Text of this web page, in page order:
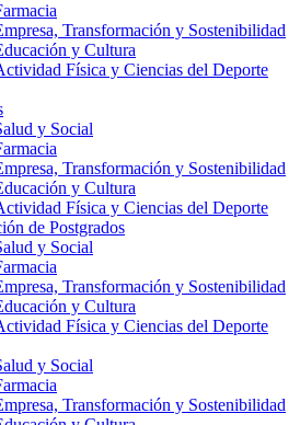
Transformación y Sostenibilidad
y Cultura
Física y Ciencias del Deporte
y Social
Transformación y Sostenibilidad
y Cultura
Física y Ciencias del Deporte
de Postgrados
y Social
Transformación y Sostenibilidad
y Cultura
Física y Ciencias del Deporte
y Social
Transformación y Sostenibilidad